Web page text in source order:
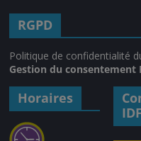
RGPD
Politique de confidentialité
Gestion du consentement
Horaires
IDF